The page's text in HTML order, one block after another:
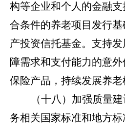
构等企业和个人的金融
合条件的养老项目发行
产投资信托基金。支持
障需求和支付能力的意
保险产品，持续发展养老
（十八）加强质量建
务相关国家标准和地方